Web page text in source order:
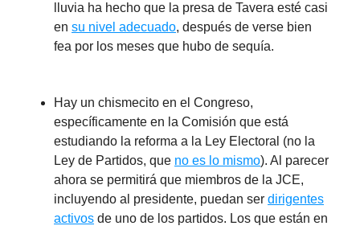
lluvia ha hecho que la presa de Tavera esté casi
en su nivel adecuado, después de verse bien
fea por los meses que hubo de sequía.
Hay un chismecito en el Congreso,
específicamente en la Comisión que está
estudiando la reforma a la Ley Electoral (no la
Ley de Partidos, que no es lo mismo). Al parecer
ahora se permitirá que miembros de la JCE,
incluyendo al presidente, puedan ser dirigentes
activos de uno de los partidos. Los que están en